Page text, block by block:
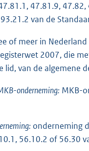
47.81.9,
van de
of meer in
2007, die
lid, van de algemene
onderneming: MKB-
onderneming
56.10.2 of 56.30